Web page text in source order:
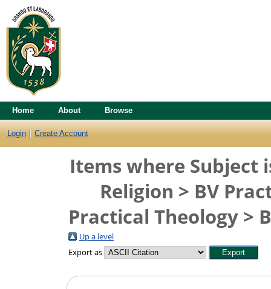
Home About Browse
Login Create Account
Items where Subject
Religion > BV
Practical Theology >
Up a level
Export as